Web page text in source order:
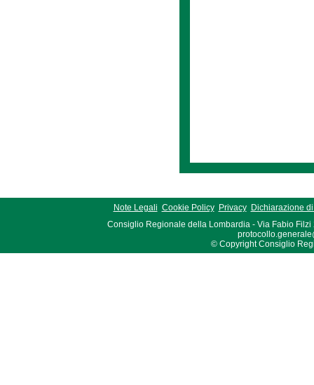
Note Legali Cookie Policy Privacy
Dichiarazione
Consiglio Regionale della Lombardia - Via Fabio Filzi
© Copyright Consiglio